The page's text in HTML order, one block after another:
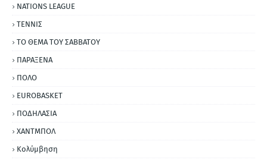
NATIONS LEAGUE
ΤΕΝΝΙΣ
ΤΟ ΘΕΜΑ ΤΟΥ ΣΑΒΒΑΤΟΥ
ΠΑΡΑΞΕΝΑ
ΠΟΛΟ
EUROBASKET
ΠΟΔΗΛΑΣΙΑ
ΧΑΝΤΜΠΟΛ
Κολύμβηση